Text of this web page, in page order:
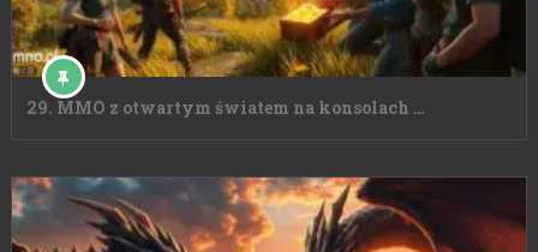
29. MMO z otwartym światem na konsolach …